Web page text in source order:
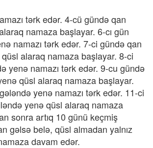
tərk edər. 4-cü gündə qan
namaza başlayar. 6-cı gün
namazı tərk edər. 7-ci gündə qan
alaraq namaza başlayar. 8-ci
yenə namazı tərk edər. 9-cu gündə
qüsl alaraq namaza başlayar.
yenə namazı tərk edər. 11-ci
yenə qüsl alaraq namaza
sonra artıq 10 günü keçmiş
gəlsə belə, qüsl almadan yalnız
davam edər.